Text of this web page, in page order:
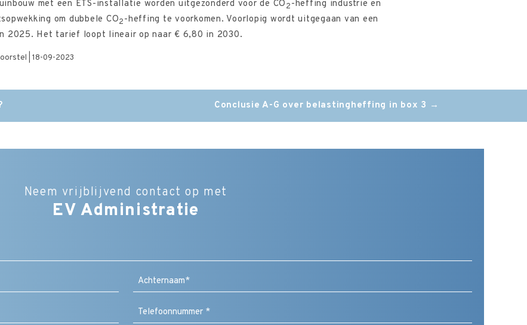
met een ETS-installatie worden uitgezonderd voor de CO2-heffing industrie en
om dubbele CO2-heffing te voorkomen. Voorlopig wordt uitgegaan van een
2025. Het tarief loopt lineair op naar € 6,80 in 2030.
| 18-09-2023
Conclusie A-G over belastingheffing in box 3 →
Neem vrijblijvend contact op met
EV Administratie
Naam